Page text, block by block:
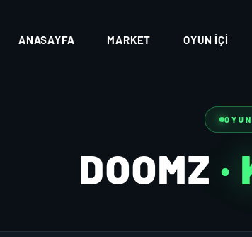
ANASAYFA MARKET OYUN İÇI
DOOMZ ·